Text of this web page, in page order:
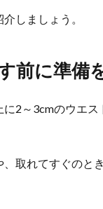
しましょう。
前に準備
2～3cmのウエ
取れてすぐのと